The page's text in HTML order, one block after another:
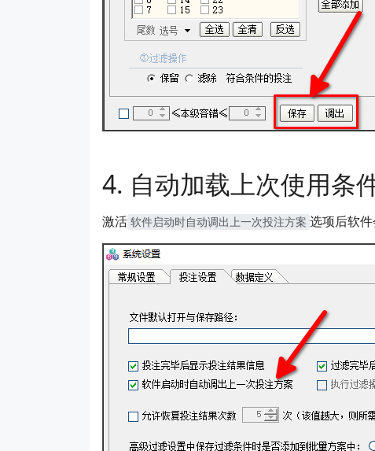
自动加载上次使用条
激活 软件启动时自动调出上一次投注方案 选项后软